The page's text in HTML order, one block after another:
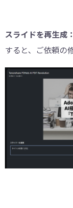
スライドを再生成：
すると、ご依頼の